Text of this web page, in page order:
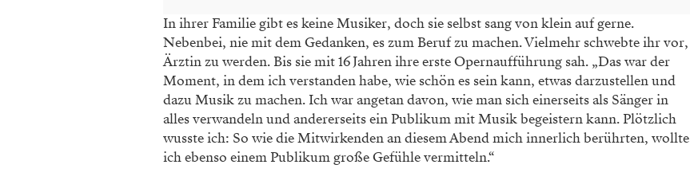
In ihrer Familie gibt es keine Musiker, doch sie selbst sang von klein auf gerne.
Nebenbei, nie mit dem Gedanken, es zum Beruf zu machen. Vielmehr schwebte ihr vor,
Ärztin zu werden. Bis sie mit 16 Jahren ihre erste Opernaufführung sah. „Das war der
Moment, in dem ich verstanden habe, wie schön es sein kann, etwas dar­zustellen und
dazu Musik zu machen. Ich war an­getan davon, wie man sich einerseits als Sänger in
alles verwandeln und andererseits ein Pu­blikum mit Musik be­geistern kann. Plötzlich
wusste ich: So wie die Mitwirkenden an diesem Abend mich innerlich berührten, wollte
ich ebenso einem Publikum große Gefühle vermitteln.“